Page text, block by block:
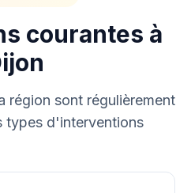
courantes à
région sont régulièrement
types d'interventions